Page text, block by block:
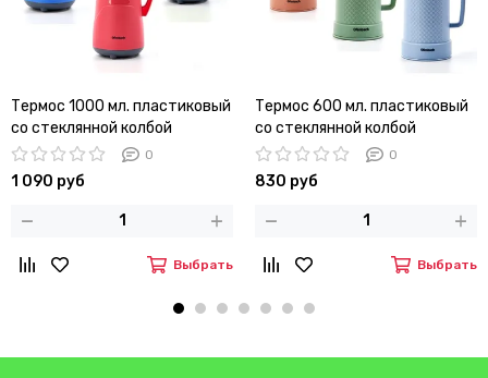
Термос 1000 мл. пластиковый
со стеклянной колбой
Ofenbach NB 101321
0
1 090 руб
Выбрать
Термос 600 мл. пластиковый
со стеклянной колбой
Ofenbach NB 101324
0
830 руб
Выбрать